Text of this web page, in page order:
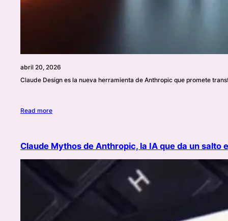
abril 20, 2026
Claude Design es la nueva herramienta de Anthropic que promete
Read more
Claude Mythos de Anthropic, la IA que da un salto